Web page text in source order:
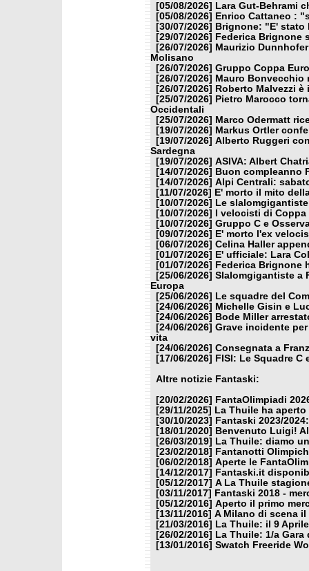
[05/08/2026]
Lara Gut-Behrami
[05/08/2026]
Enrico Cattaneo :
[30/07/2026]
Brignone: "E'
[29/07/2026]
Federica Brignone
[26/07/2026] Maurizio
Molisano
[26/07/2026] Gruppo Coppa
[26/07/2026] Mauro Bonvecchio
[26/07/2026]
Roberto Malvezzi
[25/07/2026]
Pietro Marocco
Occidentali
[25/07/2026] Marco Odermatt
[19/07/2026] Markus Ortler
[19/07/2026] Alberto Ruggeri
Sardegna
[19/07/2026] ASIVA: Albert
[14/07/2026]
Buon compleanno
[14/07/2026] Alpi Centrali:
[11/07/2026]
E' morto il mito
[10/07/2026]
Le
[10/07/2026]
I velocisti di
[10/07/2026] Gruppo C e
[09/07/2026]
E' morto l'ex
[06/07/2026] Celina Haller
[01/07/2026]
E' ufficiale: Lara
[01/07/2026]
Federica Brignone
[25/06/2026] Slalomgigantiste a
Europa
[25/06/2026]
Le squadre del
[24/06/2026] Michelle Gisin e
[24/06/2026]
Bode Miller
[24/06/2026] Grave incidente
vita
[24/06/2026] Consegnata a
[17/06/2026]
FISI: Le Squadre C
Altre notizie Fantaski:
[20/02/2026]
FantaOlimpiadi
[29/11/2025]
La Thuile ha
[30/10/2023]
Fantaski 2023/
[18/01/2020]
Benvenuto Luigi!
[26/03/2019]
La Thuile: diamo
[23/02/2018]
Fantanotti
[06/02/2018] Aperte le
[14/12/2017]
Fantaski.it
[05/12/2017] A La Thuile
[03/11/2017]
Fantaski 2018 -
[05/12/2016] Aperto il primo
[13/11/2016] A Milano di scena
[21/03/2016]
La Thuile: il 9
[26/02/2016]
La Thuile: 1/a
[13/01/2016] Swatch Freeride